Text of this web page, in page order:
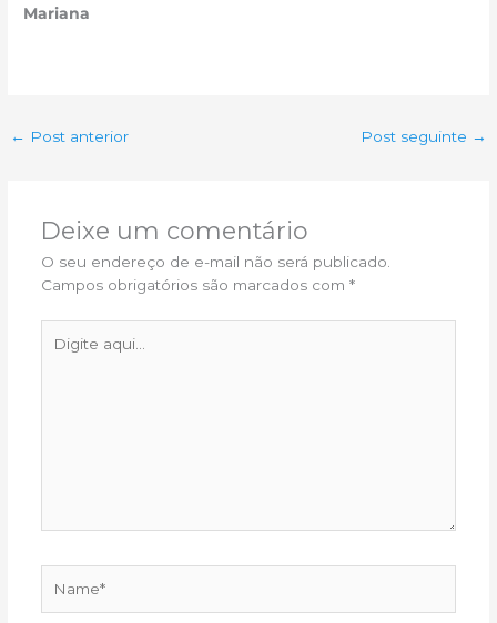
Mariana
← Post anterior Post seguinte →
Deixe um comentário
O seu endereço de e-mail não será publicado.
Campos obrigatórios são marcados com *
aqui...